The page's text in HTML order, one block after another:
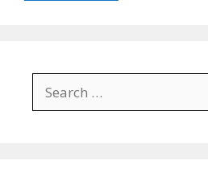
Search
for: